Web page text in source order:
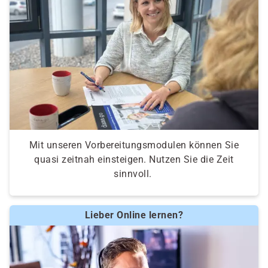
Schaltungen, logische Operatoren,
Wahrheitstabellen
Grundlagen der Programmierung:
Entwicklungszyklus, Werkzeuge, variable
Datentypen, Kontrollstrukturen
Gegenüberstellung der Fachrichtungen:
Vorstellung Lehrplan Systemintegration
Pro und Contra für persönliche Interessen und
die Berufe „Fachinformatiker“ in der Praxis
Kompetenzfeststellung:
Einstufungstest und Eignungsfeststellung,
persönliches Gespräch zum Thema Umschulung,
Mit unseren Vorbereitungsmodulen können Sie
quasi zeitnah einsteigen. Nutzen Sie die Zeit
sinnvoll.
Lieber Online lernen?